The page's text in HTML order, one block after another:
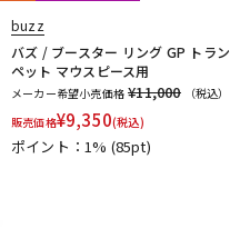
buzz
バズ / ブースター リング GP トラン
ペット マウスピース用
メーカー希望小売価格 ¥11,000
（税込）
販売価格¥9,350(税込)
ポイント：1% (85pt)